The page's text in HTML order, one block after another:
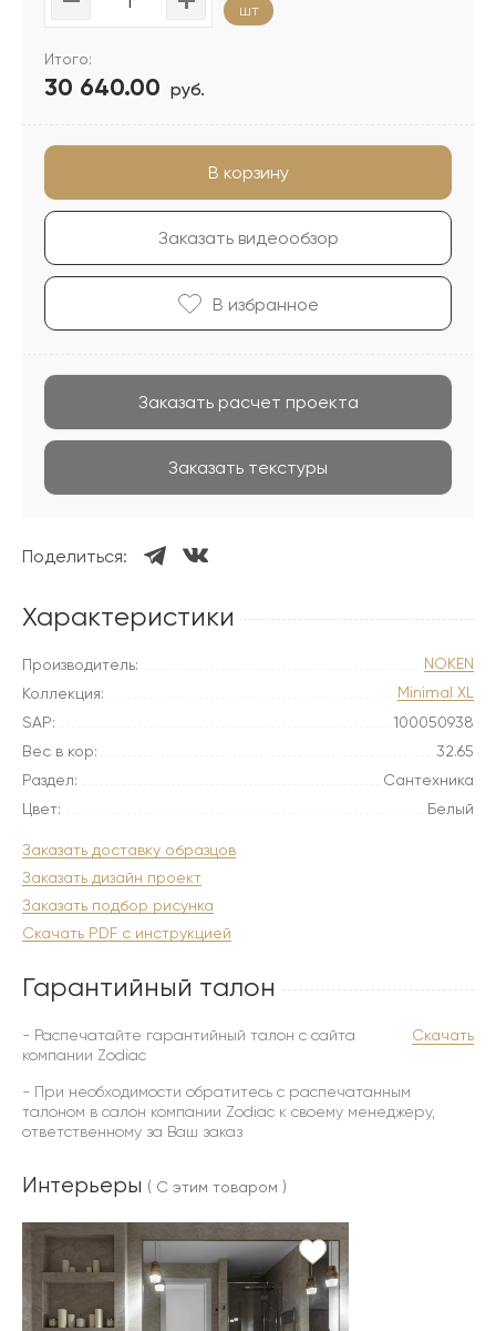
шт
Итого:
30 640.00 руб.
В корзину
Заказать видеообзор
В избранноe
Заказать расчет проекта
Заказать текстуры
Поделиться:
Характеристики
Производитель:
NOKEN
Коллекция:
Minimal XL
SAP:
100050938
Вес в кор:
32.65
Раздел:
Сантехника
Цвет:
Белый
Заказать доставку образцов
Заказать дизайн проект
Заказать подбор рисунка
Скачать PDF с инструкцией
Гарантийный талон
- Распечатайте гарантийный талон с сайта
компании Zodiac
Скачать
- При необходимости обратитесь с распечатанным
талоном в салон компании Zodiac к своему менеджеру,
ответственному за Ваш заказ
Интерьеры ( С этим товаром )